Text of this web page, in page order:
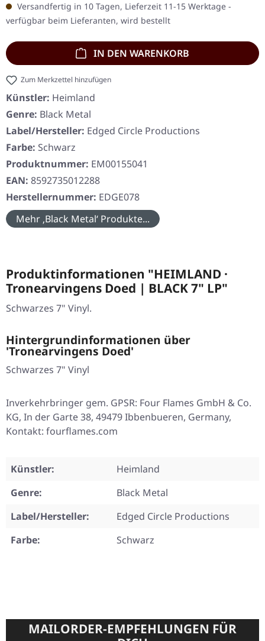
Versandfertig in 10 Tagen, Lieferzeit 11-15 Werktage -
verfügbar beim Lieferanten, wird bestellt
IN DEN WARENKORB
Zum Merkzettel hinzufügen
Künstler: Heimland
Genre: Black Metal
Label/Hersteller: Edged Circle Productions
Farbe: Schwarz
Produktnummer: EM00155041
EAN: 8592735012288
Herstellernummer: EDGE078
Mehr ‚Black Metal‘ Produkte...
Produktinformationen "HEIMLAND ·
Tronearvingens Doed | BLACK 7" LP"
Schwarzes 7" Vinyl.
Hintergrundinformationen über
'Tronearvingens Doed'
Schwarzes 7" Vinyl
Inverkehrbringer gem. GPSR: Four Flames GmbH & Co.
KG, In der Garte 38, 49479 Ibbenbueren, Germany,
Kontakt: fourflames.com
Künstler:
Heimland
Genre:
Black Metal
Label/Hersteller:
Edged Circle Productions
Farbe:
Schwarz
MAILORDER-EMPFEHLUNGEN FÜR